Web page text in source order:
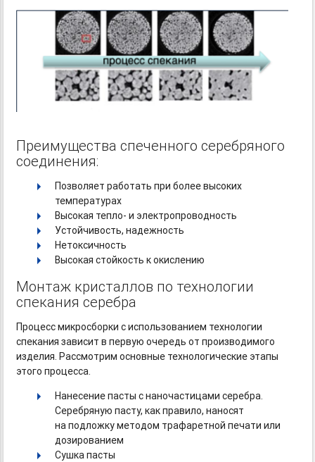
Преимущества спеченного серебряного
соединения:
Позволяет работать при более высоких
температурах
Высокая тепло- и электропроводность
Устойчивость, надежность
Нетоксичность
Высокая стойкость к окислению
Монтаж кристаллов по технологии
спекания серебра
Процесс микросборки с использованием технологии
спекания зависит в первую очередь от производимого
изделия. Рассмотрим основные технологические этапы
этого процесса.
Нанесение пасты с наночастицами серебра.
Серебряную пасту, как правило, наносят
на подложку методом трафаретной печати или
дозированием
Сушка пасты